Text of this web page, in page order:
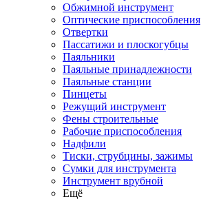
Обжимной инструмент
Оптические приспособления
Отвертки
Пассатижи и плоскогубцы
Паяльники
Паяльные принадлежности
Паяльные станции
Пинцеты
Режущий инструмент
Фены строительные
Рабочие приспособления
Надфили
Тиски, струбцины, зажимы
Сумки для инструмента
Инструмент врубной
Ещё